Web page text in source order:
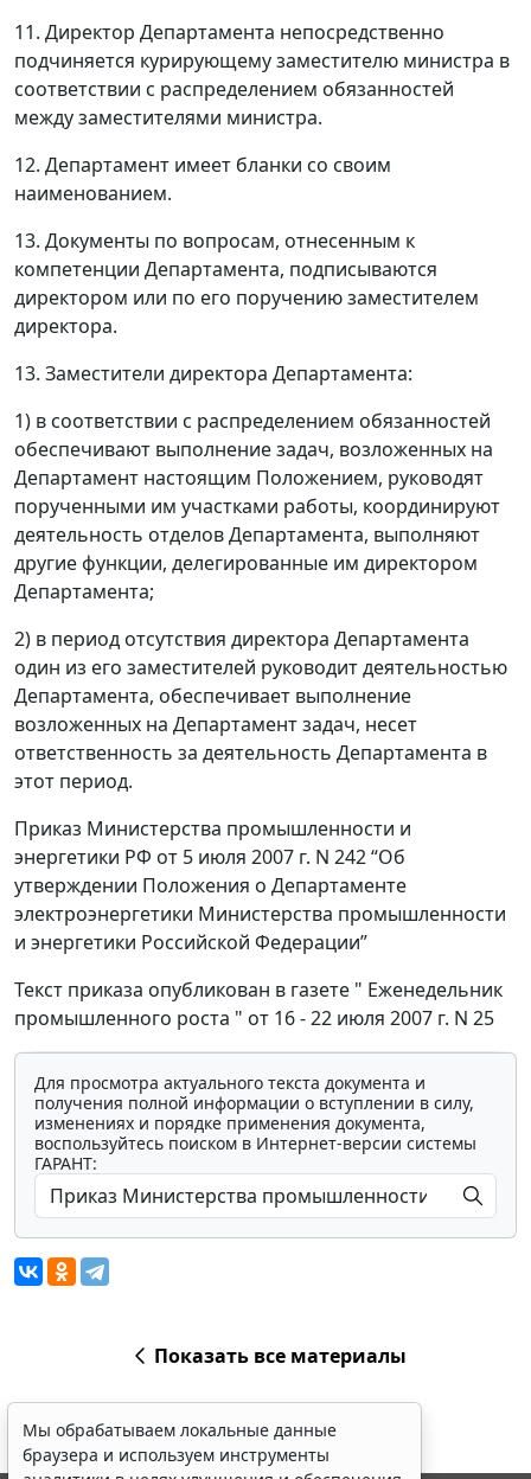
11. Директор Департамента непосредственно
подчиняется курирующему заместителю министра в
соответствии с распределением обязанностей
между заместителями министра.
12. Департамент имеет бланки со своим
наименованием.
13. Документы по вопросам, отнесенным к
компетенции Департамента, подписываются
директором или по его поручению заместителем
директора.
13. Заместители директора Департамента:
1) в соответствии с распределением обязанностей
обеспечивают выполнение задач, возложенных на
Департамент настоящим Положением, руководят
порученными им участками работы, координируют
деятельность отделов Департамента, выполняют
другие функции, делегированные им директором
Департамента;
2) в период отсутствия директора Департамента
один из его заместителей руководит деятельностью
Департамента, обеспечивает выполнение
возложенных на Департамент задач, несет
ответственность за деятельность Департамента в
этот период.
Приказ Министерства промышленности и
энергетики РФ от 5 июля 2007 г. N 242 “Об
утверждении Положения о Департаменте
электроэнергетики Министерства промышленности
и энергетики Российской Федерации”
Текст приказа опубликован в газете " Еженедельник
промышленного роста " от 16 - 22 июля 2007 г. N 25
Для просмотра актуального текста документа и
получения полной информации о вступлении в силу,
изменениях и порядке применения документа,
воспользуйтесь поиском в Интернет-версии системы
ГАРАНТ:
Показать все материалы
Мы обрабатываем локальные данные
браузера и используем инструменты